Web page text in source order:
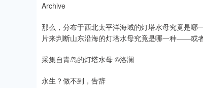
Archive
那么，分布于西北太平洋海域的灯塔水母究竟是
片来判断山东沿海的灯塔水母究竟是哪一种——或者
采集自青岛的灯塔水母 ©洛澜
永生？做不到，告辞